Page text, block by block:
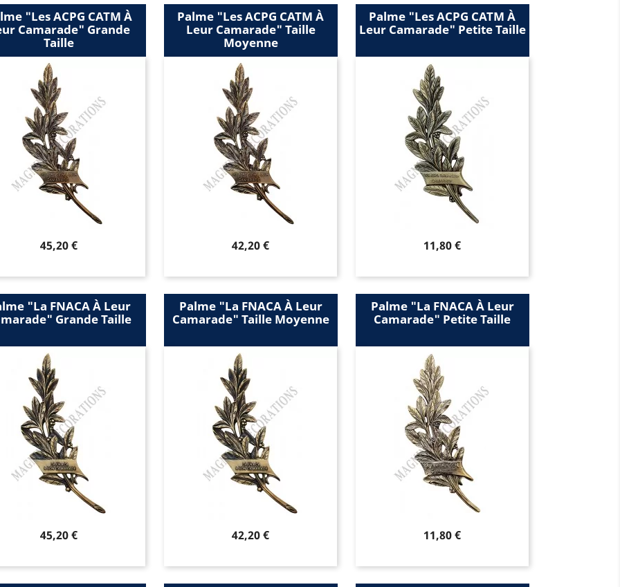
"les ACPG CATM À
Camarade" Grande
Taille
Prix
45,20 €
Palme "les ACPG CATM À
Leur Camarade" Taille
Moyenne
Prix
42,20 €
Palme "les ACPG CATM À
Leur Camarade" Petite Taille
Prix
11,80 €
"la FNACA À Leur
Grande Taille
Prix
45,20 €
Palme "la FNACA À Leur
Camarade" Taille Moyenne
Prix
42,20 €
Palme "la FNACA À Leur
Camarade" Petite Taille
Prix
11,80 €